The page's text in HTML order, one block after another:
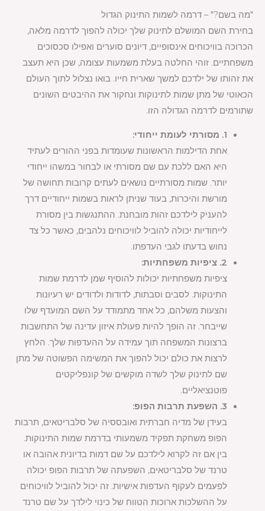
"מה בשם?" – דרמה לשמות התינוק הגדול
בחירת השם המושלם לתינוק שלך יכולה להפוך לדרמה מלאה,
הכרוכה בוויכוחים אינסופיים, דיונים סוערים ואפילו סכסוכים
משפחתיים. זוהי החלטה בעלת משמעות עצומה, שכן היא תעצב
את זהותו של ילדכם למשך שארית חייו. בואו נצלול לתוך העולם
הכאוטי של מתן שמות לתינוקות ונחקור את ההיבטים השונים
שתורמים לדרמה הגדולה הזו.
1. מסורתי לעומת ייחודי:
אחת הדילמות הראשונות שעומדות בפני ההורים לעתיד
היא האם ללכת עם שם מסורתי או לבחור במשהו ייחודי
יותר. שמות מסורתיים נושאים לעתים קרובות תחושה של
מורשת והיכרות, בעוד שניתן לראות בשמות ייחודיים דרך
להעניק לילדכם זהות מובחנת. ההתנגשות בין מסורת
לייחודיות יכולה להוביל לוויכוחים נלהבים, כאשר כל צד
נחוש בדעתו לגבי העדפתו.
2. ציפיות משפחתיות:
ציפיות משפחתיות יכולות להוסיף שמן לדרמת שמות
התינוקות. לסבים וסבתות, לדודות ולדודים יש רעיונות
והצעות משלהם, כל אחד מתמודד על השם המועדף שלו
שייבחר. זה הופך להיות פעולת איזון עדינה של התחשבות
ברצונות המשפחה תוך עמידה על ההעדפות שלך. הלחץ
לרצות את כולם יכול להפוך את המשימה הפשוטה של מתן
שם לתינוק שלך לשדה מוקשים של קונפליקטים
פוטנציאליים.
3. השפעת תרבות הפופ:
בעידן של מדיה חברתית ואובססיה של סלבריטאים, תרבות
הפופ משחקת תפקיד משמעותי בדרמת שמות התינוקות.
בין אם זה לקרוא לילדכם על שם דמות בדיונית אהובה או
טרנד של סלבריטאים, השפעתה של תרבות הפופ יכולה
לפעמים לעקוף העדפות אישיות. זה יכול להוביל לוויכוחים
על ההשלכות ארוכות הטווח של כינוי לילדך על שם טרנד